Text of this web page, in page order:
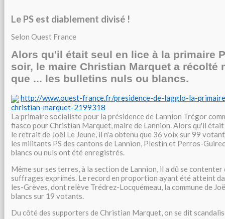
Le PS est diablement divisé !
Selon Ouest France
Alors qu'il était seul en lice à la primaire
soir, le maire Christian Marquet a récolté
que ... les bulletins nuls ou blancs.
http://www.ouest-france.fr/presidence-de-lagglo-la-
christian-marquet-2199318
La primaire socialiste pour la présidence de Lannion Trégor
fiasco pour Christian Marquet, maire de Lannion. Alors qu'il
le retrait de Joël Le Jeune, il n'a obtenu que 36 voix sur 99
les militants PS des cantons de Lannion, Plestin et Perros-
blancs ou nuls ont été enregistrés.
Même sur ses terres, à la section de Lannion, il a dû se
suffrages exprimés. Le record en proportion ayant été atteint
les-Grèves, dont relève Trédrez-Locquémeau, la commune de
blancs sur 19 votants.
Du côté des supporters de Christian Marquet, on se dit